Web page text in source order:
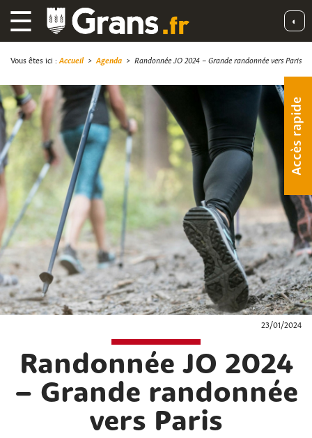
☰ ◐
Accès rapide
Vous êtes ici : Accueil> Agenda > Randonnée JO 2024 – Grande randonnée vers Paris
23/01/2024
Randonnée JO 2024
– Grande randonnée
vers Paris